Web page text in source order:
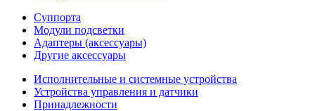
Суппорта
Модули подсветки
Адаптеры (аксессуары)
Другие аксессуары
Исполнительные и системные устройства
Устройства управления и датчики
Принадлежности